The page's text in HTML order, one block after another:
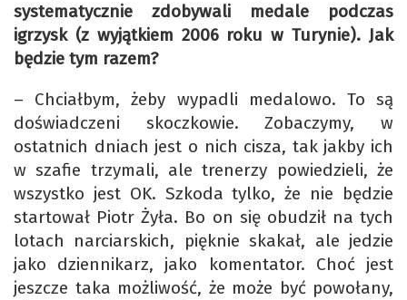
systematycznie zdobywali medale podczas
igrzysk (z wyjątkiem 2006 roku w Turynie). Jak
będzie tym razem?
– Chciałbym, żeby wypadli medalowo. To są
doświadczeni skoczkowie. Zobaczymy, w
ostatnich dniach jest o nich cisza, tak jakby ich
w szafie trzymali, ale trenerzy powiedzieli, że
wszystko jest OK. Szkoda tylko, że nie będzie
startował Piotr Żyła. Bo on się obudził na tych
lotach narciarskich, pięknie skakał, ale jedzie
jako dziennikarz, jako komentator. Choć jest
jeszcze taka możliwość, że może być powołany,